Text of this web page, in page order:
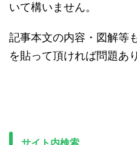
いて構いません。
記事本文の内容・図解等
を貼って頂ければ問題あ